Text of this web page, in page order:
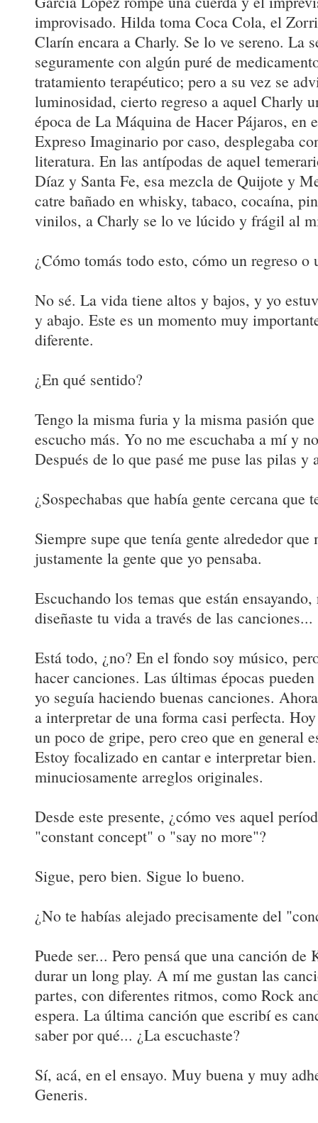
improvisado. Hilda toma Coca Cola, el
Clarín encara a Charly. Se lo ve sereno. La
seguramente con algún puré de
tratamiento terapéutico; pero a su vez se
luminosidad, cierto regreso a aquel Charly
época de La Máquina de Hacer Pájaros, en
Expreso Imaginario por caso, desplegaba
literatura. En las antípodas de aquel
Díaz y Santa Fe, esa mezcla de Quijote y
catre bañado en whisky, tabaco, cocaína,
vinilos, a Charly se lo ve lúcido y frágil al
¿Cómo tomás todo esto, cómo un regreso o
No sé. La vida tiene altos y bajos, y yo
y abajo. Este es un momento muy
diferente.
¿En qué sentido?
Tengo la misma furia y la misma pasión que
escucho más. Yo no me escuchaba a mí y
Después de lo que pasé me puse las pilas y
¿Sospechabas que había gente cercana que
Siempre supe que tenía gente alrededor que
justamente la gente que yo pensaba.
Escuchando los temas que están
diseñaste tu vida a través de las canciones...
Está todo, ¿no? En el fondo soy músico,
hacer canciones. Las últimas épocas
yo seguía haciendo buenas canciones.
a interpretar de una forma casi perfecta.
un poco de gripe, pero creo que en general
Estoy focalizado en cantar e interpretar
minuciosamente arreglos originales.
Desde este presente, ¿cómo ves aquel
"constant concept" o "say no more"?
Sigue, pero bien. Sigue lo bueno.
¿No te habías alejado precisamente del
Puede ser... Pero pensá que una canción de
durar un long play. A mí me gustan las
partes, con diferentes ritmos, como Rock
espera. La última canción que escribí es
saber por qué... ¿La escuchaste?
Sí, acá, en el ensayo. Muy buena y muy
Generis.